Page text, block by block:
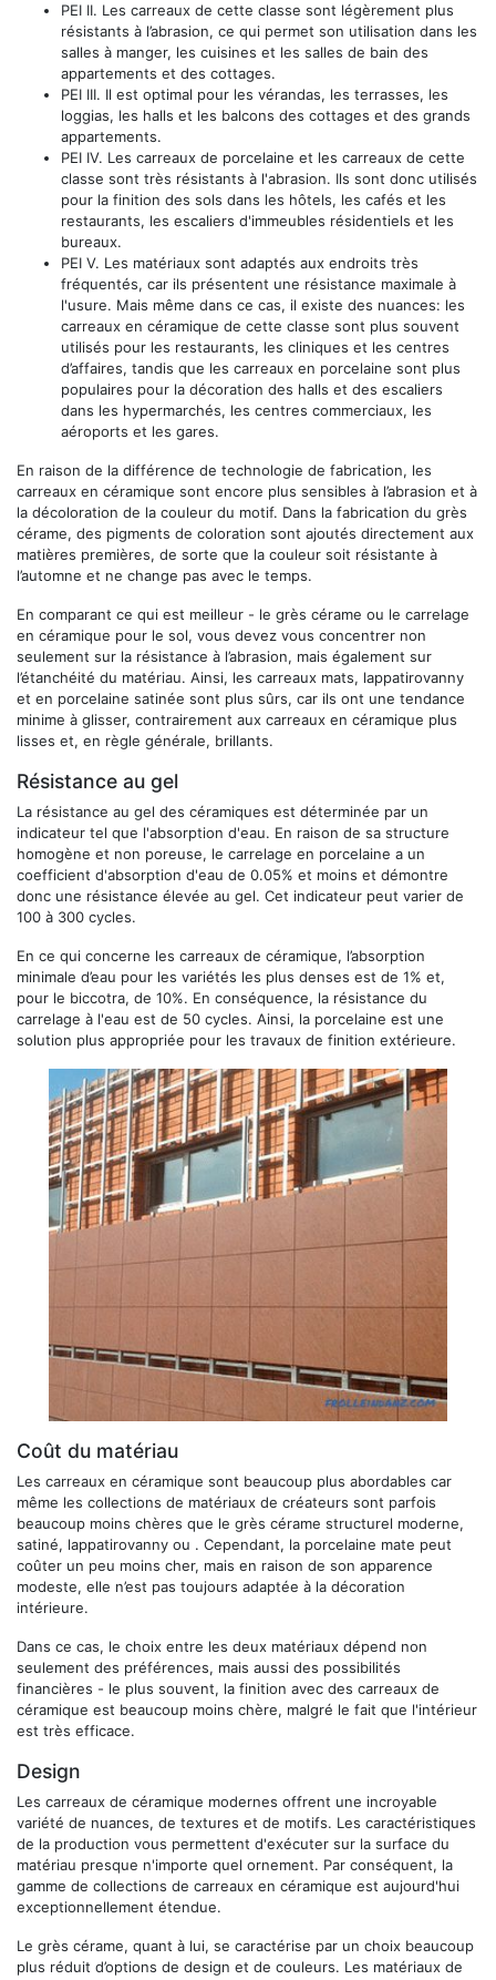
PEI II. Les carreaux de cette classe sont légèrement plus
résistants à l’abrasion, ce qui permet son utilisation dans les
salles à manger, les cuisines et les salles de bain des
appartements et des cottages.
PEI III. Il est optimal pour les vérandas, les terrasses, les
loggias, les halls et les balcons des cottages et des grands
appartements.
PEI IV. Les carreaux de porcelaine et les carreaux de cette
classe sont très résistants à l'abrasion. Ils sont donc utilisés
pour la finition des sols dans les hôtels, les cafés et les
restaurants, les escaliers d'immeubles résidentiels et les
bureaux.
PEI V. Les matériaux sont adaptés aux endroits très
fréquentés, car ils présentent une résistance maximale à
l'usure. Mais même dans ce cas, il existe des nuances: les
carreaux en céramique de cette classe sont plus souvent
utilisés pour les restaurants, les cliniques et les centres
d’affaires, tandis que les carreaux en porcelaine sont plus
populaires pour la décoration des halls et des escaliers
dans les hypermarchés, les centres commerciaux, les
aéroports et les gares.
En raison de la différence de technologie de fabrication, les
carreaux en céramique sont encore plus sensibles à l’abrasion et à
la décoloration de la couleur du motif. Dans la fabrication du grès
cérame, des pigments de coloration sont ajoutés directement aux
matières premières, de sorte que la couleur soit résistante à
l’automne et ne change pas avec le temps.
En comparant ce qui est meilleur - le grès cérame ou le carrelage
en céramique pour le sol, vous devez vous concentrer non
seulement sur la résistance à l’abrasion, mais également sur
l’étanchéité du matériau. Ainsi, les carreaux mats, lappatirovanny
et en porcelaine satinée sont plus sûrs, car ils ont une tendance
minime à glisser, contrairement aux carreaux en céramique plus
lisses et, en règle générale, brillants.
Résistance au gel
La résistance au gel des céramiques est déterminée par un
indicateur tel que l'absorption d'eau. En raison de sa structure
homogène et non poreuse, le carrelage en porcelaine a un
coefficient d'absorption d'eau de 0.05% et moins et démontre
donc une résistance élevée au gel. Cet indicateur peut varier de
100 à 300 cycles.
En ce qui concerne les carreaux de céramique, l’absorption
minimale d’eau pour les variétés les plus denses est de 1% et,
pour le biccotra, de 10%. En conséquence, la résistance du
carrelage à l'eau est de 50 cycles. Ainsi, la porcelaine est une
solution plus appropriée pour les travaux de finition extérieure.
Coût du matériau
Les carreaux en céramique sont beaucoup plus abordables car
même les collections de matériaux de créateurs sont parfois
beaucoup moins chères que le grès cérame structurel moderne,
satiné, lappatirovanny ou . Cependant, la porcelaine mate peut
coûter un peu moins cher, mais en raison de son apparence
modeste, elle n’est pas toujours adaptée à la décoration
intérieure.
Dans ce cas, le choix entre les deux matériaux dépend non
seulement des préférences, mais aussi des possibilités
financières - le plus souvent, la finition avec des carreaux de
céramique est beaucoup moins chère, malgré le fait que l'intérieur
est très efficace.
Design
Les carreaux de céramique modernes offrent une incroyable
variété de nuances, de textures et de motifs. Les caractéristiques
de la production vous permettent d'exécuter sur la surface du
matériau presque n'importe quel ornement. Par conséquent, la
gamme de collections de carreaux en céramique est aujourd'hui
exceptionnellement étendue.
Le grès cérame, quant à lui, se caractérise par un choix beaucoup
plus réduit d’options de design et de couleurs. Les matériaux de